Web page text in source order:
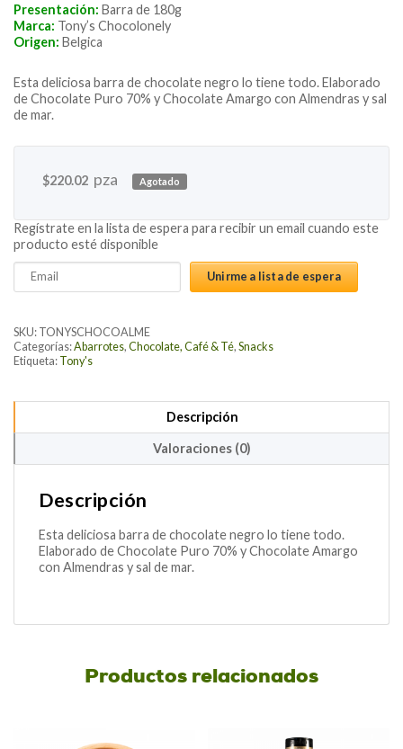
Presentación: Barra de 180g
Marca: Tony’s Chocolonely
Origen: Belgica
Esta deliciosa barra de chocolate negro lo tiene todo. Elaborado
de Chocolate Puro 70% y Chocolate Amargo con Almendras y sal
de mar.
$220.02 pza Agotado
Regístrate en la lista de espera para recibir un email cuando este
producto esté disponible
Enter
your
address
to
join
waitlist
product
Unirme a lista de espera
SKU: TONYSCHOCOALME
Categorías:Abarrotes, Chocolate, Café & Té, Snacks
Etiqueta: Tony's
Descripción
Valoraciones (0)
Descripción
Esta deliciosa barra de chocolate negro lo tiene todo.
Elaborado de Chocolate Puro 70% y Chocolate Amargo
con Almendras y sal de mar.
Productos relacionados